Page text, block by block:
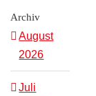
Archiv
August
2026
Juli